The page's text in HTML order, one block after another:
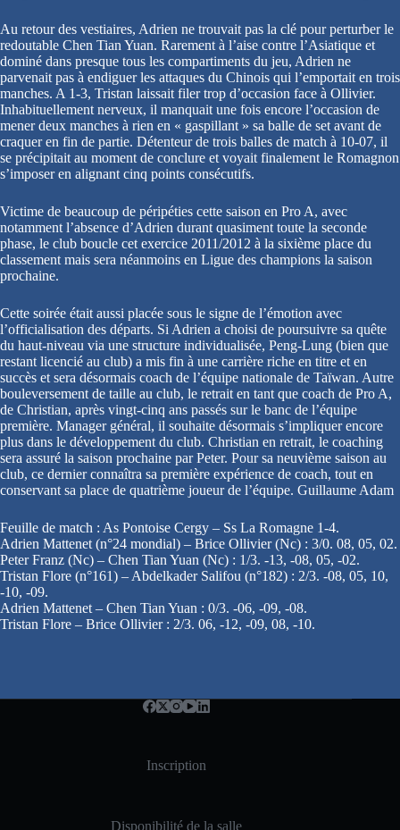
Au retour des vestiaires, Adrien ne trouvait pas la clé pour perturber le
redoutable Chen Tian Yuan. Rarement à l’aise contre l’Asiatique et
dominé dans presque tous les compartiments du jeu, Adrien ne
parvenait pas à endiguer les attaques du Chinois qui l’emportait en trois
manches. A 1-3, Tristan laissait filer trop d’occasion face à Ollivier.
Inhabituellement nerveux, il manquait une fois encore l’occasion de
mener deux manches à rien en « gaspillant » sa balle de set avant de
craquer en fin de partie. Détenteur de trois balles de match à 10-07, il
se précipitait au moment de conclure et voyait finalement le Romagnon
s’imposer en alignant cinq points consécutifs.
Victime de beaucoup de péripéties cette saison en Pro A, avec
notamment l’absence d’Adrien durant quasiment toute la seconde
phase, le club boucle cet exercice 2011/2012 à la sixième place du
classement mais sera néanmoins en Ligue des champions la saison
prochaine.
Cette soirée était aussi placée sous le signe de l’émotion avec
l’officialisation des départs. Si Adrien a choisi de poursuivre sa quête
du haut-niveau via une structure individualisée, Peng-Lung (bien que
restant licencié au club) a mis fin à une carrière riche en titre et en
succès et sera désormais coach de l’équipe nationale de Taïwan. Autre
bouleversement de taille au club, le retrait en tant que coach de Pro A,
de Christian, après vingt-cinq ans passés sur le banc de l’équipe
première. Manager général, il souhaite désormais s’impliquer encore
plus dans le développement du club. Christian en retrait, le coaching
sera assuré la saison prochaine par Peter. Pour sa neuvième saison au
club, ce dernier connaîtra sa première expérience de coach, tout en
conservant sa place de quatrième joueur de l’équipe. Guillaume Adam
Feuille de match : As Pontoise Cergy – Ss La Romagne 1-4.
Adrien Mattenet (n°24 mondial) – Brice Ollivier (Nc) : 3/0. 08, 05, 02.
Peter Franz (Nc) – Chen Tian Yuan (Nc) : 1/3. -13, -08, 05, -02.
Tristan Flore (n°161) – Abdelkader Salifou (n°182) : 2/3. -08, 05, 10,
-10, -09.
Adrien Mattenet – Chen Tian Yuan : 0/3. -06, -09, -08.
Tristan Flore – Brice Ollivier : 2/3. 06, -12, -09, 08, -10.
Inscription
Disponibilité de la salle